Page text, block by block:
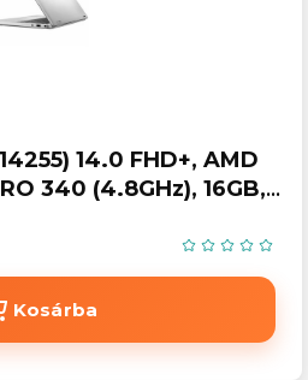
14.0 FHD+, AMD
340 (4.8GHz), 16GB,
Kosárba